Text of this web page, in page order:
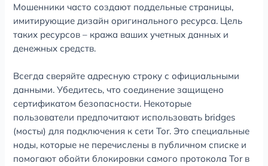
Мошенники часто создают поддельные страницы,
имитирующие дизайн оригинального ресурса. Цель
таких ресурсов – кража ваших учетных данных и
денежных средств.
Всегда сверяйте адресную строку с официальными
данными. Убедитесь, что соединение защищено
сертификатом безопасности. Некоторые
пользователи предпочитают использовать bridges
(мосты) для подключения к сети Tor. Это специальные
ноды, которые не перечислены в публичном списке и
помогают обойти блокировки самого протокола Tor в